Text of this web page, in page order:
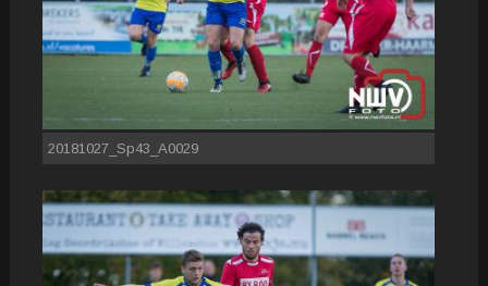
20181027_Sp43_A0029